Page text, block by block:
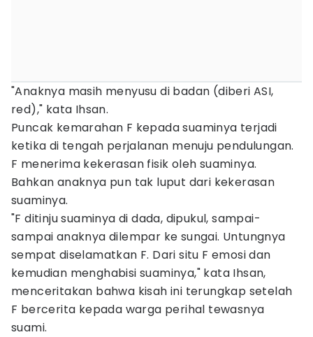
"Anaknya masih menyusu di badan (diberi ASI,
red)," kata Ihsan.
Puncak kemarahan F kepada suaminya terjadi
ketika di tengah perjalanan menuju pendulungan.
F menerima kekerasan fisik oleh suaminya.
Bahkan anaknya pun tak luput dari kekerasan
suaminya.
"F ditinju suaminya di dada, dipukul, sampai-
sampai anaknya dilempar ke sungai. Untungnya
sempat diselamatkan F. Dari situ F emosi dan
kemudian menghabisi suaminya," kata Ihsan,
menceritakan bahwa kisah ini terungkap setelah
F bercerita kepada warga perihal tewasnya
suami.